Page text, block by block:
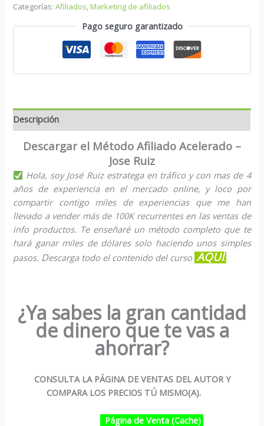
Categorías:Afiliados,Marketing de afiliados
Pago seguro garantizado
Descripción
Descargar el Método Afiliado Acelerado –
Jose Ruiz
Hola, soy José Ruiz estratega en tráfico y con mas de 4
años de experiencia en el mercado online, y loco por
compartir contigo miles de experiencias que me han
llevado a vender más de 100K recurrentes en las ventas de
info productos. Te enseñaré un método completo que te
hará ganar miles de dólares solo haciendo unos simples
pasos. Descarga todo el contenido del curso AQUÍ.
¿Ya sabes la gran cantidad
de dinero que te vas a
ahorrar?
CONSULTA LA PÁGINA DE VENTAS DEL AUTOR Y
COMPARA LOS PRECIOS TÚ MISMO(A).
Página de Venta (Cache)